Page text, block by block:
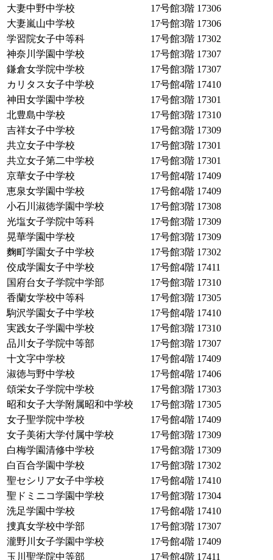
大妻中野中学校
17号館3階 17306
大妻嵐山中学校
17号館3階 17306
学習院女子中等科
17号館3階 17302
神奈川学園中学校
17号館3階 17307
鎌倉女学院中学校
17号館3階 17307
カリタス女子中学校
17号館4階 17410
神田女学園中学校
17号館3階 17301
北豊島中学校
17号館3階 17310
吉祥女子中学校
17号館3階 17309
共立女子中学校
17号館3階 17301
共立女子第二中学校
17号館3階 17301
京華女子中学校
17号館4階 17409
恵泉女学園中学校
17号館4階 17409
小石川淑徳学園中学校
17号館3階 17308
光塩女子学院中等科
17号館3階 17309
晃華学園中学校
17号館3階 17309
麴町学園女子中学校
17号館3階 17302
佼成学園女子中学校
17号館4階 17411
国府台女子学院中学部
17号館3階 17310
香蘭女学校中等科
17号館3階 17305
駒沢学園女子中学校
17号館4階 17410
実践女子学園中学校
17号館3階 17310
品川女子学院中等部
17号館3階 17307
十文字中学校
17号館4階 17409
淑徳与野中学校
17号館4階 17406
頌栄女子学院中学校
17号館3階 17303
昭和女子大学附属昭和中学校
17号館3階 17305
女子聖学院中学校
17号館4階 17409
女子美術大学付属中学校
17号館3階 17309
白梅学園清修中学校
17号館3階 17309
白百合学園中学校
17号館3階 17302
聖セシリア女子中学校
17号館4階 17410
聖ドミニコ学園中学校
17号館3階 17304
洗足学園中学校
17号館4階 17410
捜真女学校中学部
17号館3階 17307
瀧野川女子学園中学校
17号館4階 17409
玉川聖学院中等部
17号館4階 17411